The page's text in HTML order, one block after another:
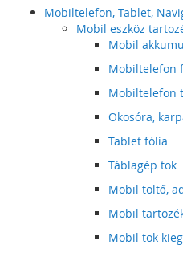
Mobiltelefon, Tablet,
Mobil eszköz
Mobil
Mobiltelefon
Mobiltelefon
Okosóra,
Tablet fólia
Táblagép tok
Mobil töltő,
Mobil
Mobil tok